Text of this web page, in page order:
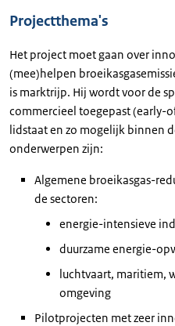
Projectthema's
Het project moet gaan over
(mee)helpen
is marktrijp. Hij wordt voor de
commercieel toegepast (early-
lidstaat en zo mogelijk binnen
onderwerpen zijn:
Algemene broeikasgas-
de sectoren:
energie-intensieve
duurzame energie-
luchtvaart, maritiem,
omgeving
Pilotprojecten met zeer